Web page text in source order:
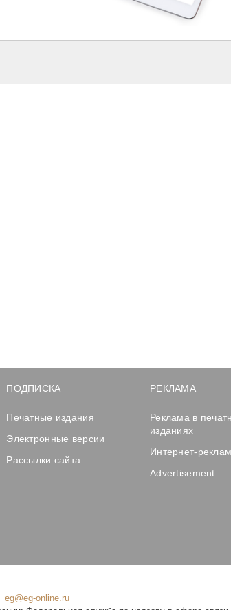
ПОДПИСКА
Печатные издания
Электронные версии
Рассылки сайта
РЕКЛАМА
Реклама в
изданиях
Интернет-
Advertisement